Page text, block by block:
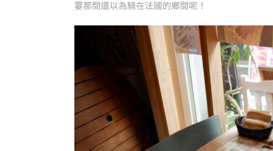
霎那間還以為騎在法國的鄉間呢！